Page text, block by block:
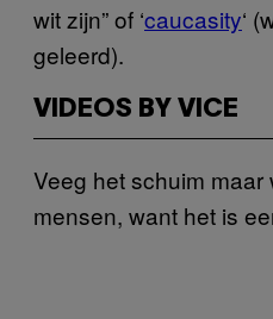
wit zijn” of ‘caucasity‘
geleerd).
VIDEOS BY VICE
Veeg het schuim
mensen, want het is